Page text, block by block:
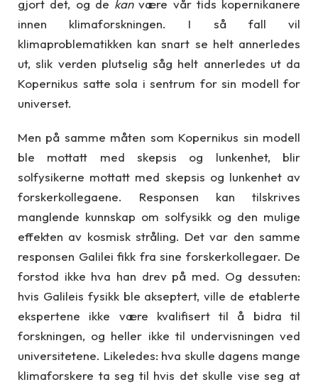
gjort det, og de kanvære vår tids kopernikanere
innen klimaforskningen. I så fall vil
klimaproblematikken kan snart se helt annerledes
ut, slik verden plutselig såg helt annerledes ut da
Kopernikus satte sola i sentrum for sin modell for
universet.
Men på samme måten som Kopernikus sin modell
ble mottatt med skepsis og lunkenhet, blir
solfysikerne mottatt med skepsis og lunkenhet av
forskerkollegaene. Responsen kan tilskrives
manglende kunnskap om solfysikk og den mulige
effekten av kosmisk stråling. Det var den samme
responsen Galilei fikk fra sine forskerkollegaer. De
forstod ikke hva han drev på med. Og dessuten:
hvis Galileis fysikk ble akseptert, ville de etablerte
ekspertene ikke være kvalifisert til å bidra til
forskningen, og heller ikke til undervisningen ved
universitetene. Likeledes: hva skulle dagens mange
klimaforskere ta seg til hvis det skulle vise seg at